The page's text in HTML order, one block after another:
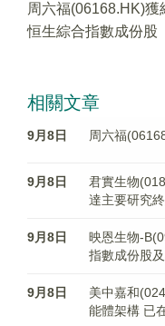
周六福(06168.HK)獲
恒生綜合指數成份股
相關文章
9月8日 周六福
9月8日
君實生物
達主要研究
9月8日
映恩生物-
指數成份股
9月8日
美中嘉和
能體架構 已